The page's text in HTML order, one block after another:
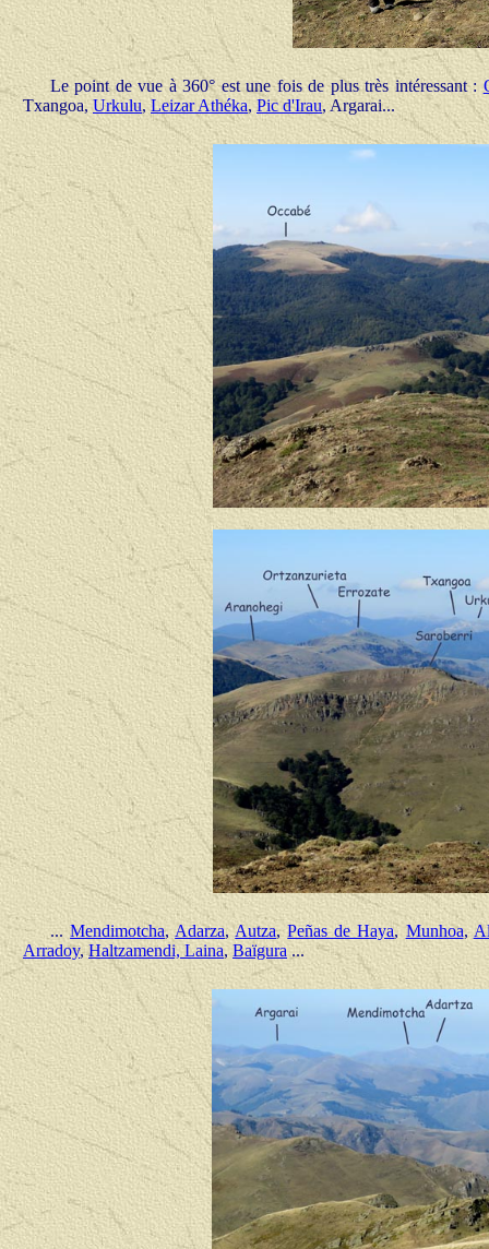
Le point de vue à 360° est une fois de plus très intéressant :
Txangoa,Urkulu,Leizar Athéka, Pic d'Irau, Argarai...
...Mendimotcha, Adarza,Autza,Peñas de Haya, Munhoa,
Arradoy,Haltzamendi, Laina, Baïgura ...